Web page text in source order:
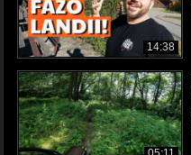
14:38